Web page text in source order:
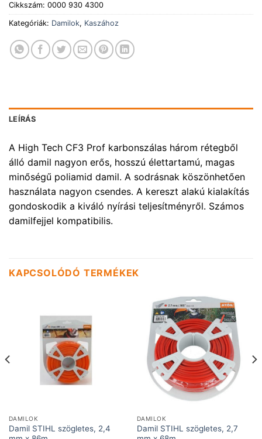
Cikkszám: 0000 930 4300
Kategóriák: Damilok, Kaszához
LEÍRÁS
A High Tech CF3 Prof karbonszálas három rétegből
álló damil nagyon erős, hosszú élettartamú, magas
minőségű poliamid damil. A sodrásnak köszönhetően
használata nagyon csendes. A kereszt alakú kialakítás
gondoskodik a kiváló nyírási teljesítményről. Számos
damilfejjel kompatibilis.
KAPCSOLÓDÓ TERMÉKEK
DAMILOK
Damil STIHL szögletes, 2,4
DAMILOK
Damil STIHL szögletes, 2,7